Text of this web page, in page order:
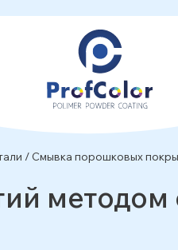
/ Смывка порошковых
методом